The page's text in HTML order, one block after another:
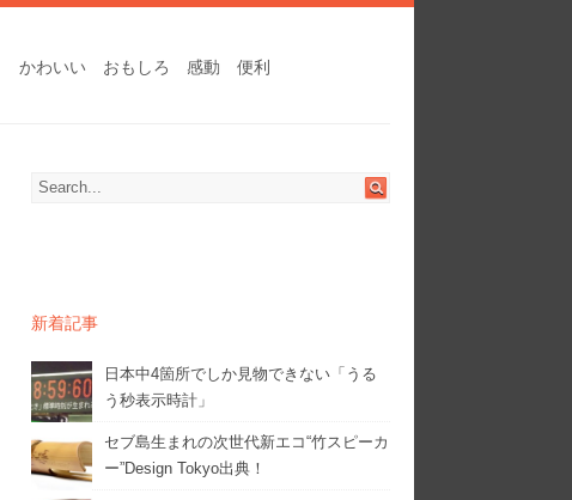
かわいい おもしろ 感動 便利
新着記事
日本中4箇所でしか見物できない「うる
う秒表示時計」
セブ島生まれの次世代新エコ“竹スピーカ
ー”Design Tokyo出典！